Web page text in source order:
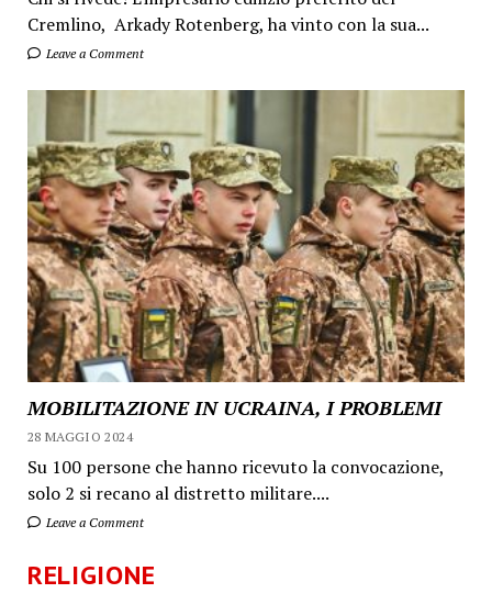
Cremlino, Arkady Rotenberg, ha vinto con la sua...
Leave a Comment
MOBILITAZIONE IN UCRAINA, I PROBLEMI
28 MAGGIO 2024
Su 100 persone che hanno ricevuto la convocazione,
solo 2 si recano al distretto militare....
Leave a Comment
RELIGIONE